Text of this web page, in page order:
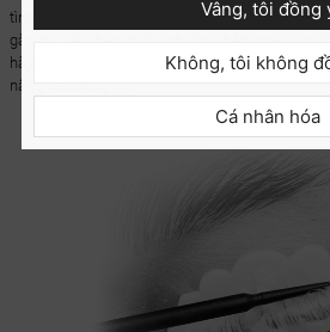
tình trạng lông mi. Sau đó thì lau bỏ sản phẩm
gắn mi. Nếu bạn muốn nhuộm thêm màu cho
hãy làm trước khi sử dụng dầu xả keratin. Bao
nâng và dưỡng mi.
Vâng, tôi đồng
Không, tôi không
Cá nhân hóa